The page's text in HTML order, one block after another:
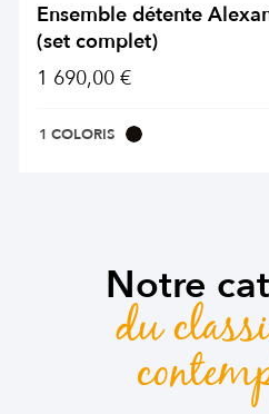
Ensemble détente
(set complet)
1 690,00 €
1 COLORIS
Notre
du